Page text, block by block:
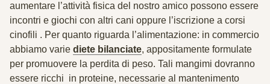
aumentare l’attività fisica del nostro amico possono essere
incontri e giochi con altri cani oppure l’iscrizione a corsi
cinofili . Per quanto riguarda l’alimentazione: in commercio
abbiamo varie diete bilanciate, appositamente formulate
per promuovere la perdita di peso. Tali mangimi dovranno
essere ricchi in proteine, necessarie al mantenimento